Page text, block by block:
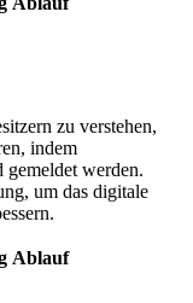
zu verstehen,
indem
gemeldet werden.
um das digitale
Ablauf